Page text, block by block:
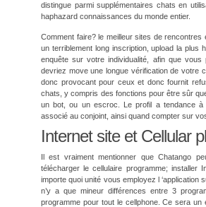
distingue parmi supplémentaires chats en
haphazard connaissances du monde entier.
Comment faire? le meilleur sites de
un terriblement long inscription, upload la plus
enquête sur votre individualité, afin que
devriez move une longue vérification de votre
donc provocant pour ceux et donc fournit
chats, y compris des fonctions pour être sûr
un bot, ou un escroc. Le profil a tendance
associé au conjoint, ainsi quand compter sur
Internet site et Cellular
Il est vraiment mentionner que Chatango
télécharger le cellulaire programme; installer
importe quoi unité vous employez l
n’y a que mineur différences entre 3
programme pour tout le cellphone. Ce sera